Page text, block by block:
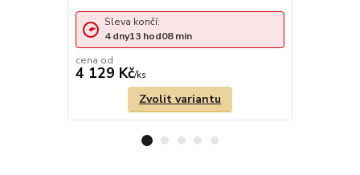
cena od
4 129 Kč/ks
Sleva končí:
4 dny13 hod08min
Zvolit variantu